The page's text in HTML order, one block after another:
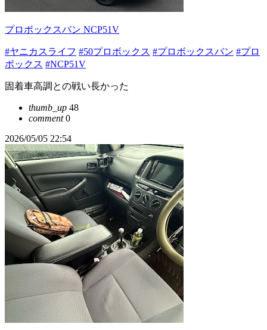
プロボックスバン NCP51V
#ヤニカスライフ #50プロボックス #プロボックスバン #プロ
ボックス #NCP51V
固着車高調との戦い長かった
thumb_up 48
comment0
2026/05/05 22:54